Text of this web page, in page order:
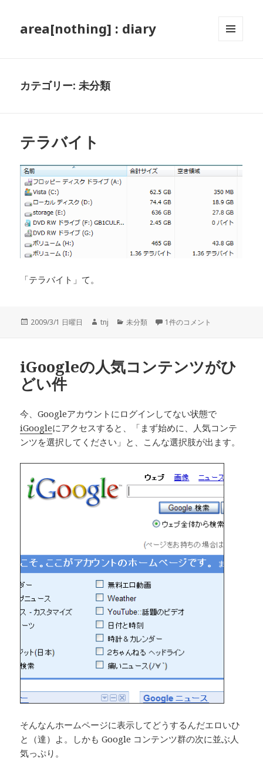
area[nothing] : diary
カテゴリー: 未分類
テラバイト
「テラバイト」て。
投
2009/3/1 日曜日
作
tnj
カ
ー
未分類 テラバイト への
1件のコメント
iGoogleの人気コンテンツがひ
どい件
今、Googleアカウントにログインしてない状態で
iGoogleにアクセスすると、「まず始めに、人気コンテ
ンツを選択してください」と、こんな選択肢が出ます。
そんなんホームページに表示してどうするんだエロいひ
と（達）よ。しかも Google コンテンツ群の次に並ぶ人
気っぷり。